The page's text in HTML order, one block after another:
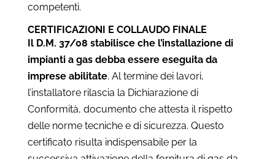
competenti.
CERTIFICAZIONI E COLLAUDO FINALE
Il D.M. 37/08 stabilisce che l’installazione di
impianti a gas debba essere eseguita da
imprese abilitate. Al termine dei lavori,
l’installatore rilascia la Dichiarazione di
Conformità, documento che attesta il rispetto
delle norme tecniche e di sicurezza. Questo
certificato risulta indispensabile per la